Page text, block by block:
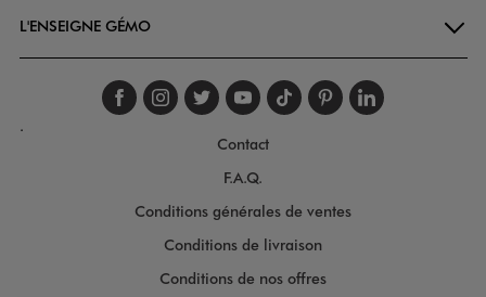
L'ENSEIGNE GÉMO
Suivez-nous sur
Suivez-nous sur
Suivez-nous sur
Suivez-nous
Suivez-nous
Suivez-
.
Contact
F.A.Q.
Conditions générales de ventes
Conditions de livraison
Conditions de nos offres